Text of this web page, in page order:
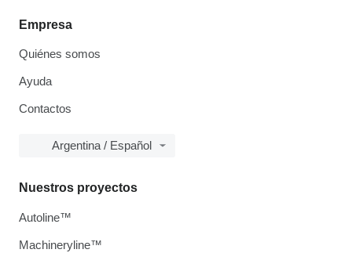
Empresa
Quiénes somos
Ayuda
Contactos
Argentina / Español
Nuestros proyectos
Autoline™
Machineryline™